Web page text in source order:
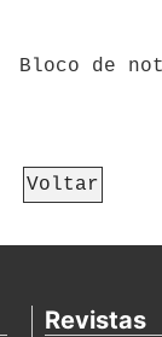
Bloco de
Voltar
Revistas